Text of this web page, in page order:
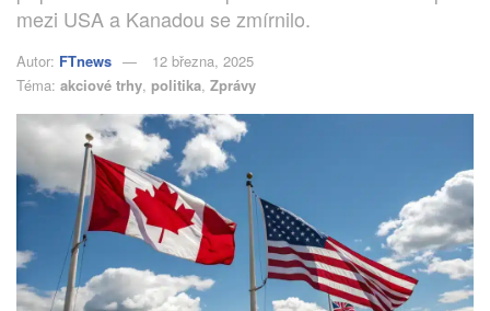
mezi USA a Kanadou se zmírnilo.
Autor: FTnews
12 března, 2025
Téma: akciové trhy, politika, Zprávy